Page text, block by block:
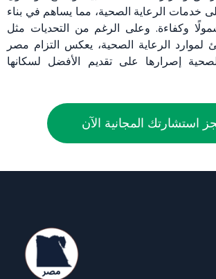
خدمات الرعاية الصحية، مما يساهم في بناء
وكفاءة. وعلى الرغم من التحديات مثل
لموارد الرعاية الصحية، يعكس التزام مصر
إصرارها على تقديم الأفضل لسكانها
استشارتك المجانية الآن